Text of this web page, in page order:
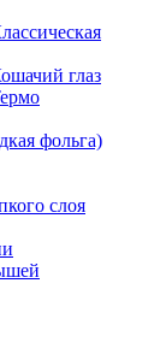
глаз
фольга)
слоя